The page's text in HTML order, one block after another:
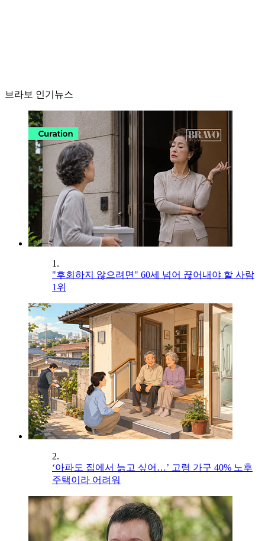
브라보 인기뉴스
1.
"후회하지 않으려면" 60세 넘어 끊어내야 할 사람
1위
2.
‘아파도 집에서 늙고 싶어…’ 고령 가구 40% 노후
주택이라 어려워